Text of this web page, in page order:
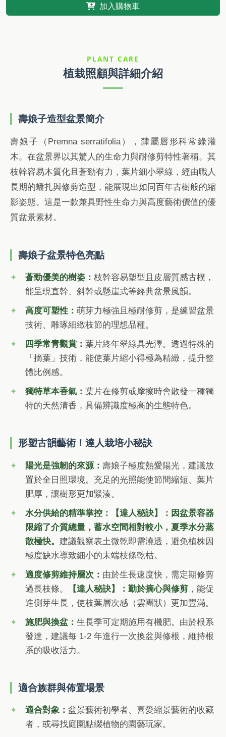
加入購物車
PLANT CARE
植栽照顧與詳細介紹
壽娘子造型盆景簡介
壽娘子（Premna serratifolia），隸屬唇形科常綠灌
木。在盆景界以其驚人的生命力與耐修剪特性著稱。其
枝幹容易木質化且蒼勁有力，葉片細小翠綠，經由職人
長期的蟠扎與修剪造型，能展現出如同百年古樹般的縮
影姿態。這是一款兼具野性生命力與高度藝術價值的優
質盆景素材。
壽娘子盆景特色亮點
蒼勁優美的樹姿：枝幹容易塑型且皮層質感古樸，
能呈現直幹、斜幹或懸崖式等經典盆景風韻。
高度可塑性：萌芽力極強且極耐修剪，是練習盆景
技術、雕琢細緻枝節的理想品種。
四季常青觀賞：葉片終年翠綠具光澤。透過特殊的
「摘葉」技術，能使葉片縮小得極為精緻，提升整
體比例感。
獨特草本香氣：葉片在修剪或摩擦時會散發一種獨
特的天然清香，具備辨識度極高的生態特色。
形塑古韻藝術！達人栽培小秘訣
陽光是強韌的來源：壽娘子極度熱愛陽光，建議放
置於全日照環境。充足的光照能使節間縮短、葉片
肥厚，讓樹形更加緊湊。
水分供給的精準掌控：
【達人秘訣】：因盆景容器
限縮了介質總量，蓄水空間相對較小，夏季水分蒸
散極快。建議觀察表土微乾即需澆透，避免植株因
極度缺水導致細小的末端枝條乾枯。
適度修剪維持層次： 由於生長速度快，需定期修剪
過長枝條。
【達人秘訣】：勤於摘心與修剪 ，能促
進側芽生長，使枝葉層次感（雲團狀）更加豐滿。
施肥與換盆：生長季可定期施用有機肥。由於根系
發達，建議每 1-2 年進行一次換盆與修根，維持根
系的吸收活力。
適合族群與佈置場景
適合對象：盆景藝術初學者、喜愛縮景藝術的收藏
者，或尋找庭園點綴植物的園藝玩家。